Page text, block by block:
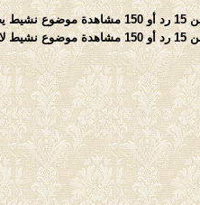
موضوع نشيط
موضوع نشيط